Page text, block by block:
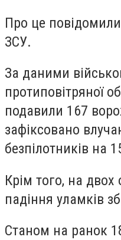
Про це
ЗСУ.
За даними
протиповітряної
подавили 167
зафіксовано
безпілотників на
Крім того, на двох
падіння уламків
Станом на ранок